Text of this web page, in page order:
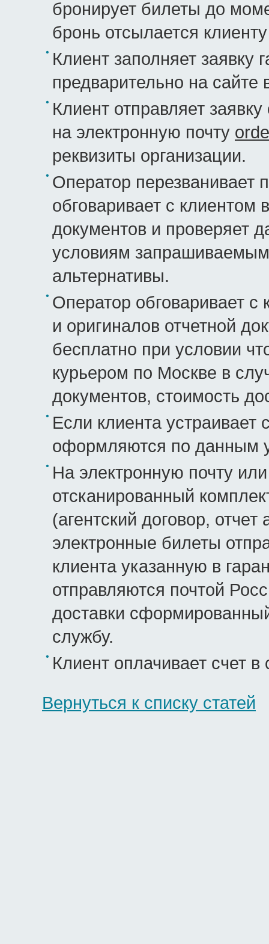
бронирует билеты до
бронь отсылается
Клиент заполняет заявку
предварительно на сайте
Клиент отправляет
на электронную почту
реквизиты организации.
Оператор перезванивает
обговаривает с
документов и проверяет
условиям запрашиваемым
альтернативы.
Оператор обговаривает с
и оригиналов отчетной
бесплатно при условии
курьером по Москве в
документов, стоимость
Если клиента устраивает
оформляются по данным
На электронную почту
отсканированный
(агентский договор, отчет
электронные билеты
клиента указанную в
отправляются почтой
доставки
службу.
Клиент оплачивает счет
Вернуться к списку статей